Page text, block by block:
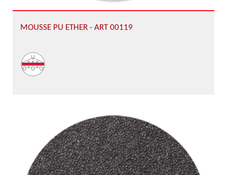
MOUSSE PU ETHER - ART 00119